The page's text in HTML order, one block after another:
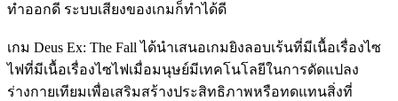
ทำออกดี ระบบเสียงของเกมก็ทำได้ดี
เกม Deus Ex: The Fall ได้นำเสนอเกมยิงลอบเร้นที่มีเนื้อเรื่องไซ
ไฟที่มีเนื้อเรื่องไซไฟเมื่อมนุษย์มีเทคโนโลยีในการดัดแปลง
ร่างกายเทียมเพื่อเสริมสร้างประสิทธิภาพหรือทดแทนสิ่งที่